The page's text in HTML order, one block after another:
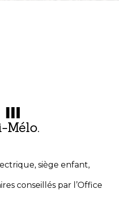
Mélo.
siège enfant,
conseillés par l’Office